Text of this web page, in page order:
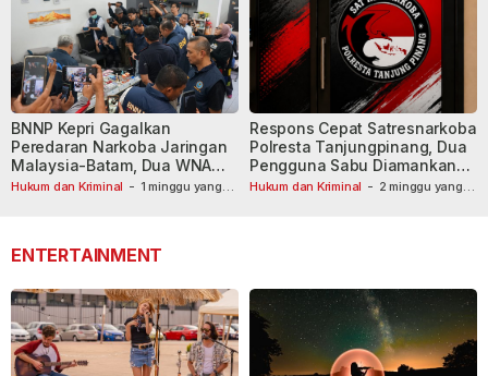
Hukum dan Kriminal - 1 minggu yang
BNNP Kepri Gagalkan
Peredaran Narkoba Jaringan
Malaysia-Batam, Dua WNA
Masih Diburu
Hukum dan Kriminal - 2 minggu yang
Respons Cepat Satresnarkoba
Polresta Tanjungpinang, Dua
Pengguna Sabu Diamankan
Usai Dilaporkan ke Call Center
ENTERTAINMENT